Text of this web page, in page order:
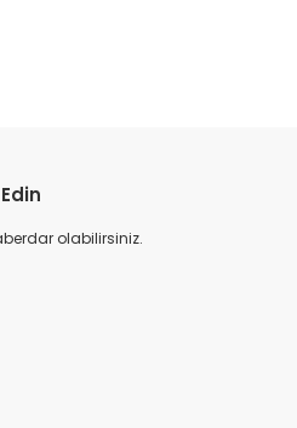
olabilirsiniz.